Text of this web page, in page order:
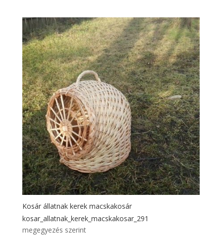
Kosár állatnak kerek macskakosár
kosar_allatnak_kerek_macskakosar_291
megegyezés szerint